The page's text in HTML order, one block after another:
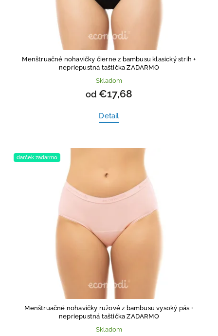
Menštruačné nohavičky čierne z bambusu klasický strih+
nepriepustná taštička ZADARMO
Skladom
od €17,68
Detail
darček zadarmo
Menštruačné nohavičky ružové z bambusu vysoký pás+
nepriepustná taštička ZADARMO
Skladom